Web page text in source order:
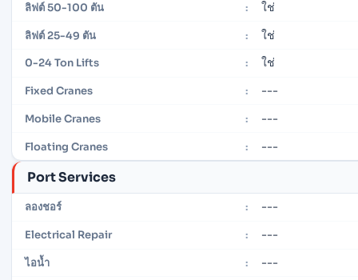
ลิฟต์ 50-100 ตัน : ใช่
ลิฟต์ 25-49 ตัน : ใช่
0-24 Ton Lifts : ใช่
Fixed Cranes : ---
Mobile Cranes : ---
Floating Cranes : ---
Port Services
ลองชอร์ : ---
Electrical Repair : ---
ไอน้ำ : ---